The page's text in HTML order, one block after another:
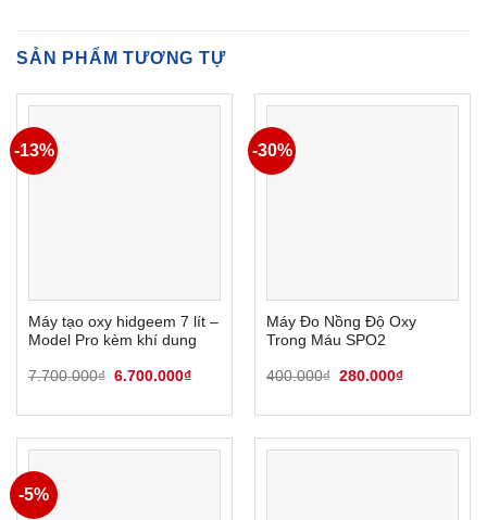
SẢN PHẨM TƯƠNG TỰ
-13%
Máy tạo oxy hidgeem 7 lít –
Model Pro kèm khí dung
7.700.000₫ Giá
7.700.000₫.
6.700.000₫Giá
là:
-30%
Máy Đo Nồng Độ Oxy
Trong Máu SPO2
400.000₫ Giá
400.000₫.
280.000₫Giá
là:
-5%